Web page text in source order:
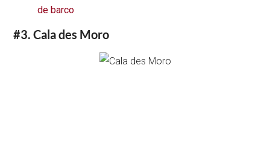
de barco
#3. Cala des Moro